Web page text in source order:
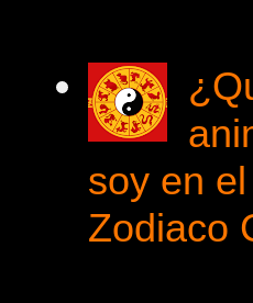
soy en el
Zodiaco